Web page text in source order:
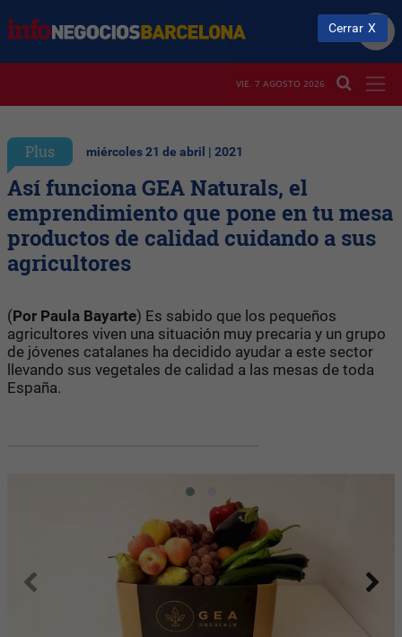
VIE. 7 AGOSTO 2026
Plus miércoles 21 de abril | 2021
Así funciona GEA Naturals, el
emprendimiento que pone en tu mesa
productos de calidad cuidando a sus
agricultores
(Por Paula Bayarte) Es sabido que los pequeños
agricultores viven una situación muy precaria y un grupo
de jóvenes catalanes ha decidido ayudar a este sector
llevando sus vegetales de calidad a las mesas de toda
España.
Cerrar